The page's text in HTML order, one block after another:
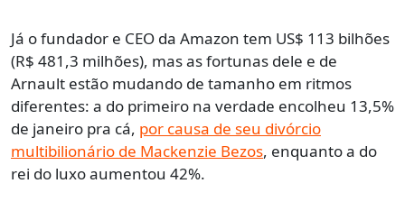
Já o fundador e CEO da Amazon tem US$ 113 bilhões
(R$ 481,3 milhões), mas as fortunas dele e de
Arnault estão mudando de tamanho em ritmos
diferentes: a do primeiro na verdade encolheu 13,5%
de janeiro pra cá, por causa de seu divórcio
multibilionário de Mackenzie Bezos, enquanto a do
rei do luxo aumentou 42%.